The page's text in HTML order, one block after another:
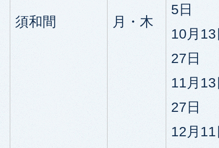
須和間 月・木
5日
10月
27日
11月
27日
12月